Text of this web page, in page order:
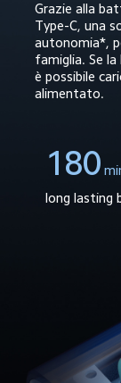
Grazie alla
Type-C, una
autonomia*,
famiglia. Se
è possibile
alimentato.
180
long lasting